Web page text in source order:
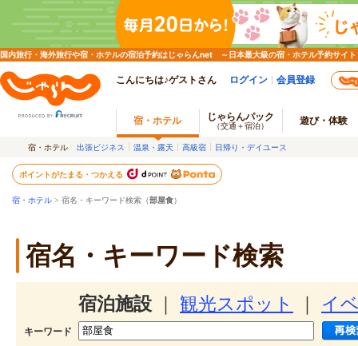
国内旅行・海外旅行や宿・ホテルの宿泊予約はじゃらんnet ～日本最大級の宿・ホテル予約サイト
こんにちは♪ゲストさん ログイン 会員登録
宿・ホテル じゃらんパック
（交通＋宿泊） 遊び・体験
宿・ホテル 出張ビジネス 温泉・露天 高級宿 日帰り・デイユース
ポイントがたまる・つかえる
宿・ホテル > 宿名・キーワード検索（部屋食）
宿名・キーワード検索
宿泊施設 観光スポット イ
キーワード